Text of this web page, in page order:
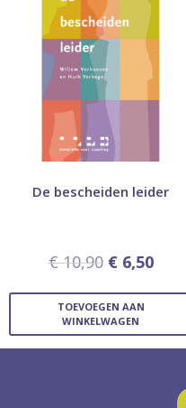
De bescheiden leider
€10,90 €6,50
TOEVOEGEN AAN
WINKELWAGEN